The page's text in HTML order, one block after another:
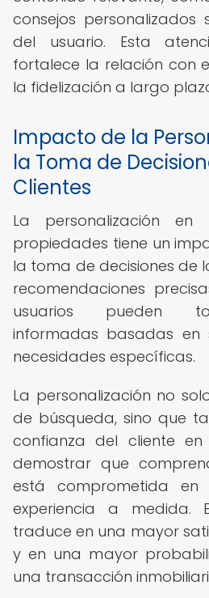
consejos personalizados
del usuario. Esta
fortalece la relación con
la fidelización a largo
Impacto de la
la Toma de
Clientes
La personalización
propiedades tiene un
la toma de decisiones de
recomendaciones
usuarios pueden
informadas basadas en
necesidades específicas.
La personalización no
de búsqueda, sino que
confianza del cliente
demostrar que
está comprometida en
experiencia a medida.
traduce en una mayor
y en una mayor
una transacción